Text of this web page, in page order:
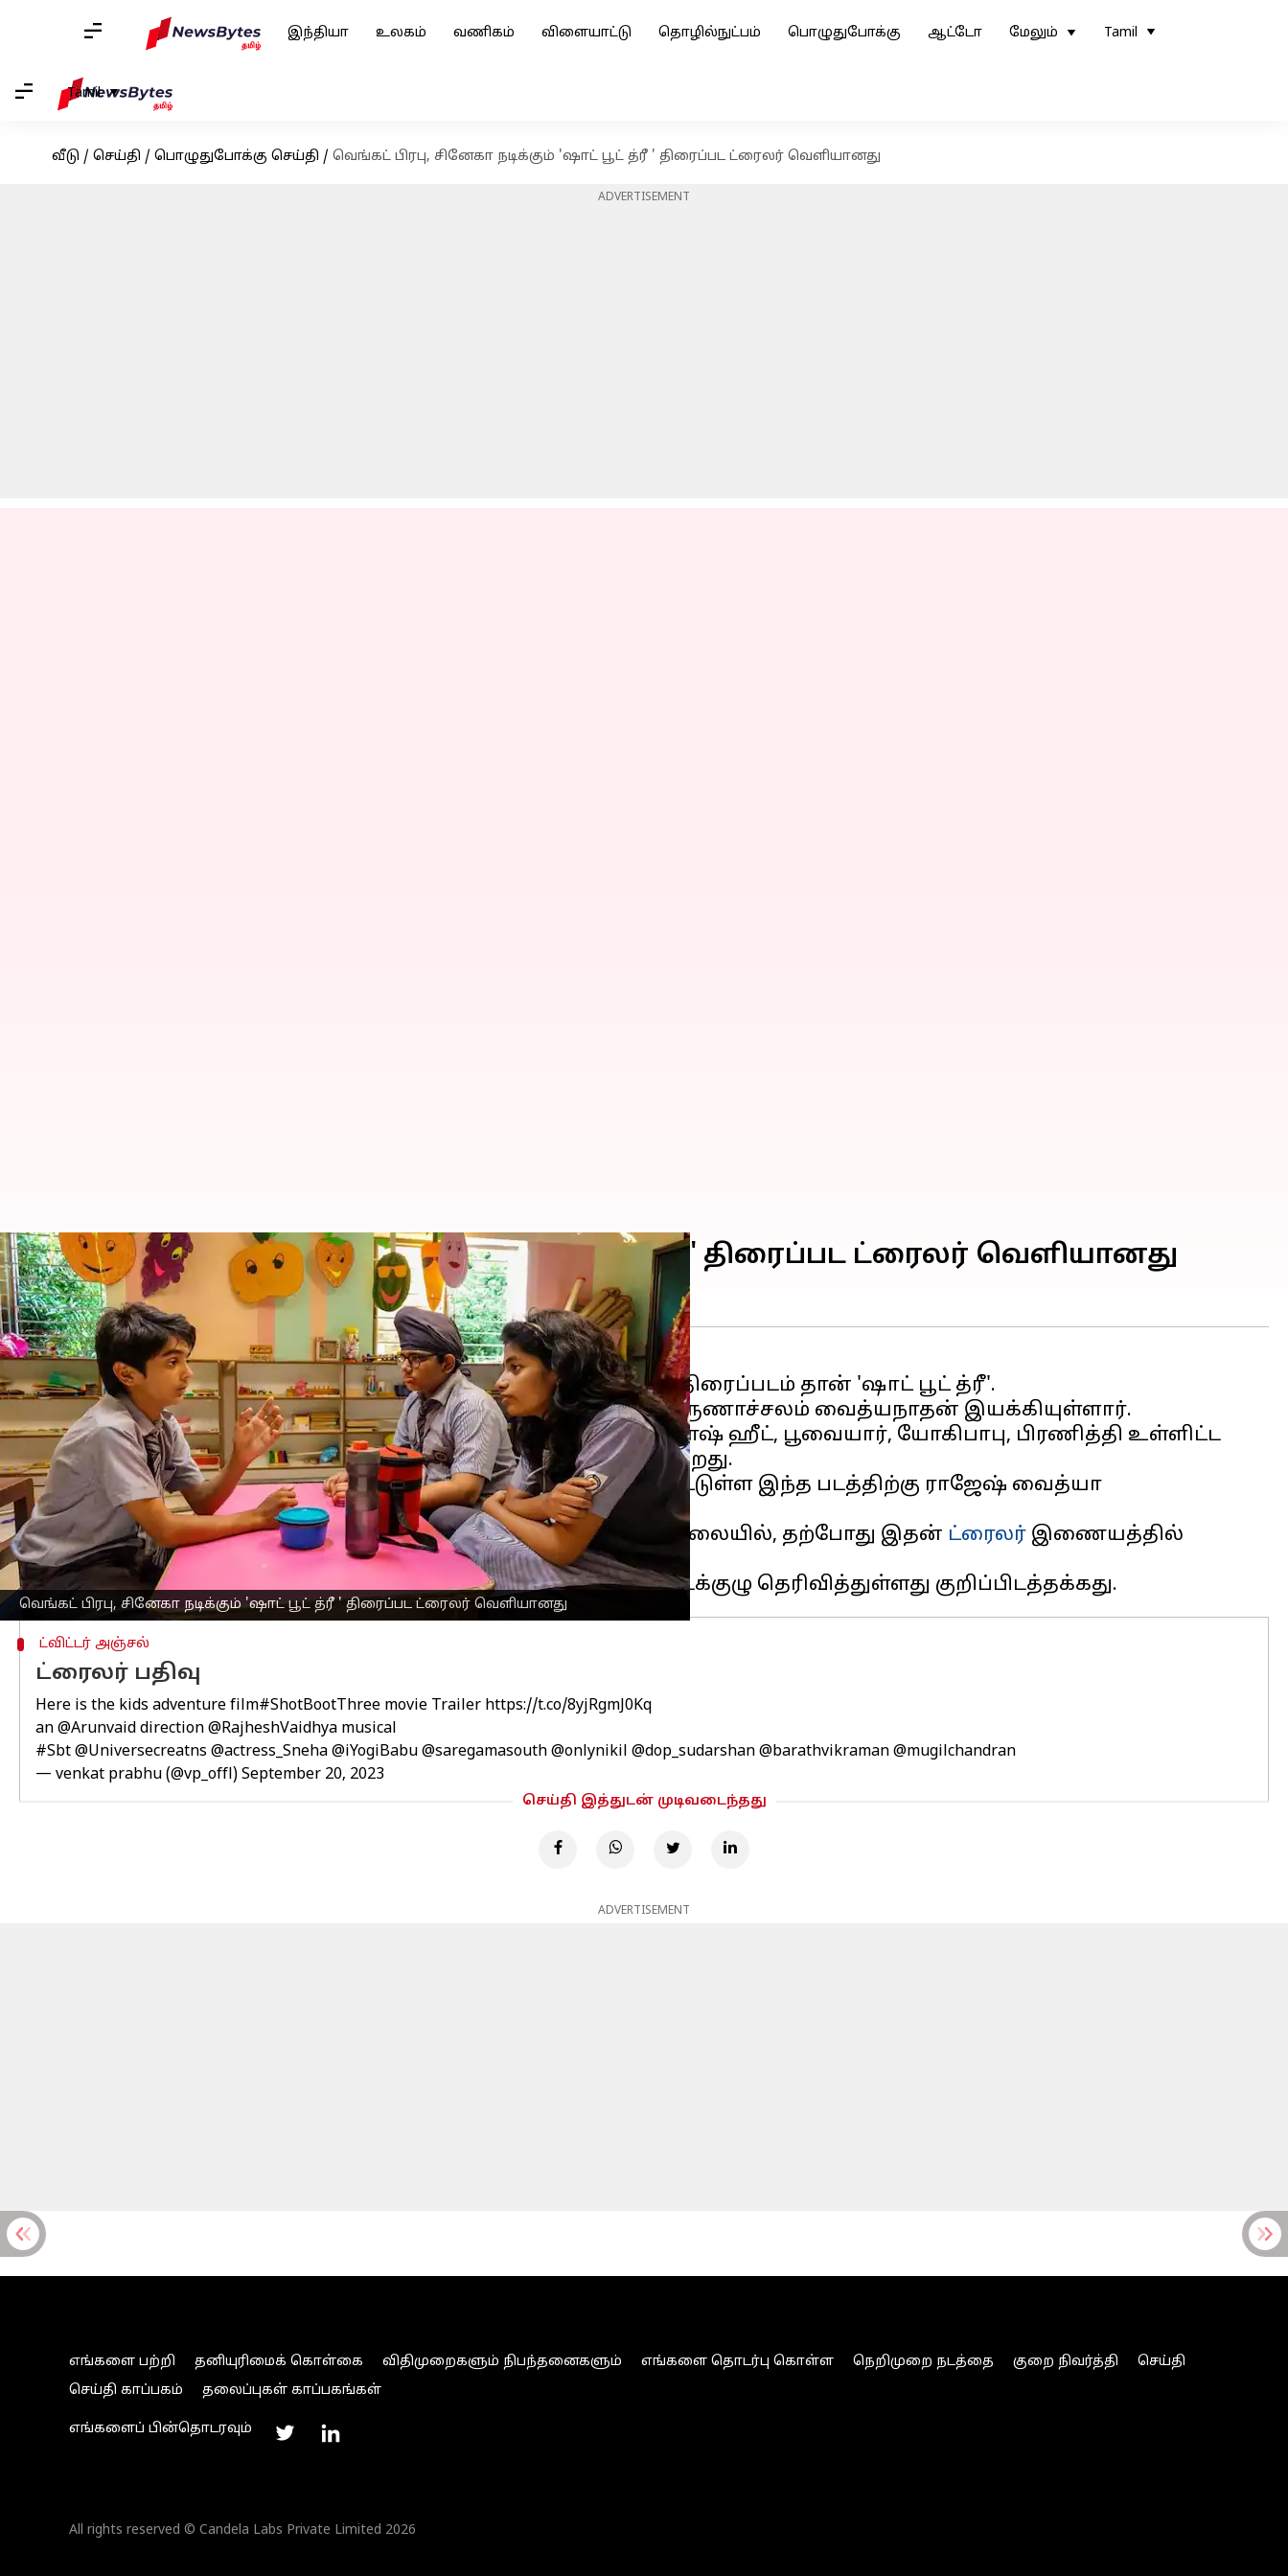
இந்தியா உலகம் வணிகம் விளையாட்டு தொழில்நுட்பம் பொழுதுபோக்கு ஆட்டோ மேலும் Tamil
Tamil
வீடு / செய்தி / பொழுதுபோக்கு செய்தி / வெங்கட் பிரபு, சினேகா நடிக்கும் 'ஷாட் பூட் த்ரீ ' திரைப்பட ட்ரைலர் வெளியானது
ADVERTISEMENT
வெங்கட் பிரபு, சினேகா நடிக்கும் 'ஷாட் பூட் த்ரீ ' திரைப்பட ட்ரைலர் வெளியானது
வெங்கட் பிரபு, சினேகா நடிக்கும் 'ஷாட் பூட் த்ரீ ' திரைப்பட ட்ரைலர் வெளியானது
எழுதியவர் Nivetha P Sep 21, 2023 05:23 pm
செய்தி முன்னோட்டம்
இயக்குனர்வெங்கட் பிரபு மற்றும் சினேகா இணைந்து நடித்துள்ள திரைப்படம் தான் 'ஷாட் பூட் த்ரீ'.
இப்படத்தினை 'அச்சமுண்டு அச்சமுண்டு' படத்தினை இயக்கிய அருணாச்சலம் வைத்யநாதன் இயக்கியுள்ளார்.
கலகலப்பான குடும்ப கதையாக உருவாகியுள்ள இப்படத்தில் கைலாஷ் ஹீட், பூவையார், யோகிபாபு, பிரணித்தி உள்ளிட்ட
பலர் முக்கிய கதாபாத்திரங்களில் நடித்துள்ளனர் என்று கூறப்படுகிறது.
யுனிவர்ஸ் கிரியேஷன்ஸ் தயாரிப்பு நிறுவனம் மூலம் தயாரிக்கப்பட்டுள்ள இந்த படத்திற்கு ராஜேஷ் வைத்யா
இசையமைத்துள்ளார் என்று தகவல்கள் தெரிவிக்கிறது.
இந்நிலையில் இப்படம் வரும் அக்டோபர் 6ம் தேதி ரிலீஸாகவுள்ள நிலையில், தற்போது இதன் ட்ரைலர் இணையத்தில்
வெளியிடப்பட்டுள்ளது.
ட்விட்டர் அஞ்சல்
ட்ரைலர் பதிவு
Here is the kids adventure film#ShotBootThree movie Trailer https://t.co/8yjRgmJ0Kq
an @Arunvaid direction @RajheshVaidhya musical
#Sbt @Universecreatns @actress_Sneha @iYogiBabu @saregamasouth @onlynikil @dop_sudarshan @barathvikraman @mugilchandran
— venkat prabhu (@vp_offl) September 20, 2023
செய்தி இத்துடன் முடிவடைந்தது
ADVERTISEMENT
எங்களை பற்றி தனியுரிமைக் கொள்கை விதிமுறைகளும் நிபந்தனைகளும் எங்களை தொடர்பு கொள்ள நெறிமுறை நடத்தை குறை நிவர்த்தி
செய்தி
செய்தி காப்பகம்
தலைப்புகள் காப்பகங்கள்
எங்களைப் பின்தொடரவும்
All rights reserved © Candela Labs Private Limited 2026